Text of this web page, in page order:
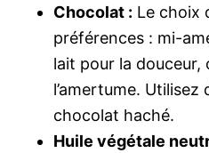
Chocolat : Le choix
préférences : mi-
lait pour la douceur,
l’amertume. Utilisez
chocolat haché.
Huile végétale